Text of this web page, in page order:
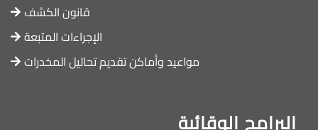
قانون الكشف
الإجراءات المتبعة
مواعيد وأماكن تقديم تحاليل المخدرات
البرامج الوقائية